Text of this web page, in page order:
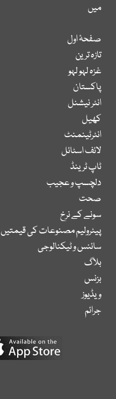
میں
صفحۂ اول
تازہ ترین
غزہ لہو لہو
پاکستان
انٹر نیشنل
کھیل
انٹرٹینمنٹ
لائف اسٹائل
ٹاپ ٹرینڈ
دلچسپ و عجیب
صحت
سونے کے نرخ
پیٹرولیم مصنوعات کی قیمتیں
سائنس و ٹیکنالوجی
بلاگ
بزنس
ویڈیوز
جرائم